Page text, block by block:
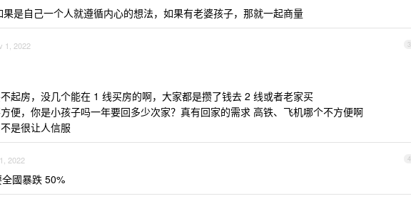
是自己一个人就遵循内心的想法，如果有老婆孩子，那就一起商量
3
1, 2022
起房，没几个能在 1 线买房的啊，大家都是攒了钱去 2 线或者老家买
便，你是小孩子吗一年要回多少次家？真有回家的需求 高铁、飞机哪个不方便啊
是很让人信服
4
2022
國暴跌 50%